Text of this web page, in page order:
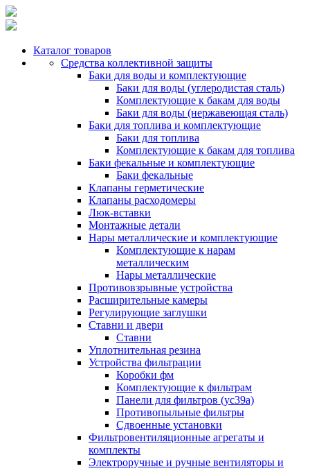
Каталог товаров
Средства коллективной защиты
Баки для воды и комплектующие
Баки для воды (углеродистая сталь)
Комплектующие к бакам для воды
Баки для воды (нержавеющая сталь)
Баки для топлива и комплектующие
Баки для топлива
Комплектующие к бакам для топлива
Баки фекальные и комплектующие
Баки фекальные
Клапаны герметические
Клапаны расходомеры
Люк-вставки
Монтажные детали
Нары металлические и комплектующие
Комплектующие к нарам
металлическим
Нары металлические
Противовзрывные устройства
Расширительные камеры
Регулирующие заглушки
Ставни и двери
Ставни
Уплотнительная резина
Устройства фильтрации
Коробки фм
Комплектующие к фильтрам
Панели для фильтров (ус39а)
Противопыльные фильтры
Сдвоенные установки
Фильтровентиляционные агрегаты и
комплекты
Электроручные и ручные вентиляторы и